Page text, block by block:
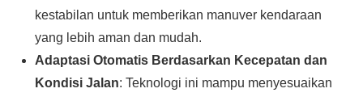
kestabilan untuk memberikan manuver kendaraan
yang lebih aman dan mudah.
Adaptasi Otomatis Berdasarkan Kecepatan dan
Kondisi Jalan: Teknologi ini mampu menyesuaikan